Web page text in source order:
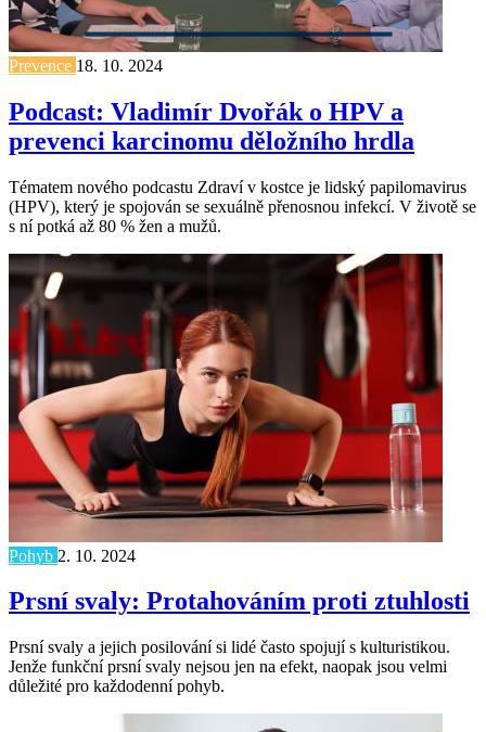
Prevence 18. 10. 2024
Podcast: Vladimír Dvořák o HPV a
prevenci karcinomu děložního hrdla
Tématem nového podcastu Zdraví v kostce je lidský papilomavirus
(HPV), který je spojován se sexuálně přenosnou infekcí. V životě se
s ní potká až 80 % žen a mužů.
Pohyb 2. 10. 2024
Prsní svaly: Protahováním proti ztuhlosti
Prsní svaly a jejich posilování si lidé často spojují s kulturistikou.
Jenže funkční prsní svaly nejsou jen na efekt, naopak jsou velmi
důležité pro každodenní pohyb.